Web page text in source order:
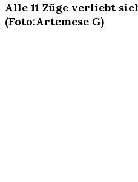
Alle 11 Züge verliebt
(Foto:Artemese G)